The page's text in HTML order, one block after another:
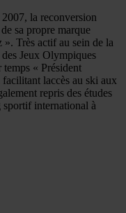
la reconversion
sa propre marque
». Très actif au sein de la
Jeux Olympiques
« Président
laccès au ski aux
repris des études
sportif international à